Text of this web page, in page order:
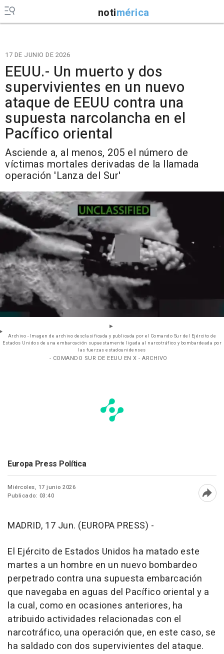
notimérica
17 DE JUNIO DE 2026
EEUU.- Un muerto y dos
supervivientes en un nuevo
ataque de EEUU contra una
supuesta narcolancha en el
Pacífico oriental
Asciende a, al menos, 205 el número de
víctimas mortales derivadas de la llamada
operación 'Lanza del Sur'
Archivo - Imagen de archivo desclasificada y publicada por el Comando Sur del Ejército de
Estados Unidos de una embarcación supuestamente ligada al narcotráfico y bombardeada por
las fuerzas estadounidenses
- COMANDO SUR DE EEUU EN X - ARCHIVO
Europa Press Política
Miércoles, 17 junio 2026
Publicado: 03:40
MADRID, 17 Jun. (EUROPA PRESS) -
El Ejército de Estados Unidos ha matado este
martes a un hombre en un nuevo bombardeo
perpetrado contra una supuesta embarcación
que navegaba en aguas del Pacífico oriental y a
la cual, como en ocasiones anteriores, ha
atribuido actividades relacionadas con el
narcotráfico, una operación que, en este caso, se
ha saldado con dos supervivientes del ataque.